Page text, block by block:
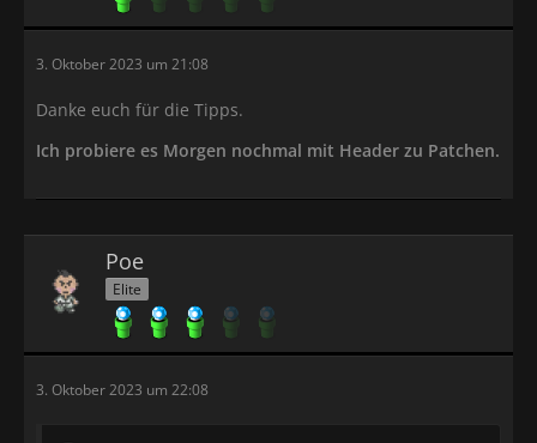
3. Oktober 2023 um 21:08
Danke euch für die Tipps.
Ich probiere es Morgen nochmal mit Header zu Patchen.
Poe
Elite
3. Oktober 2023 um 22:08